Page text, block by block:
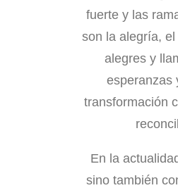
fuerte y las
son la alegría,
alegres y
esperanzas
transformación
En la
sino también